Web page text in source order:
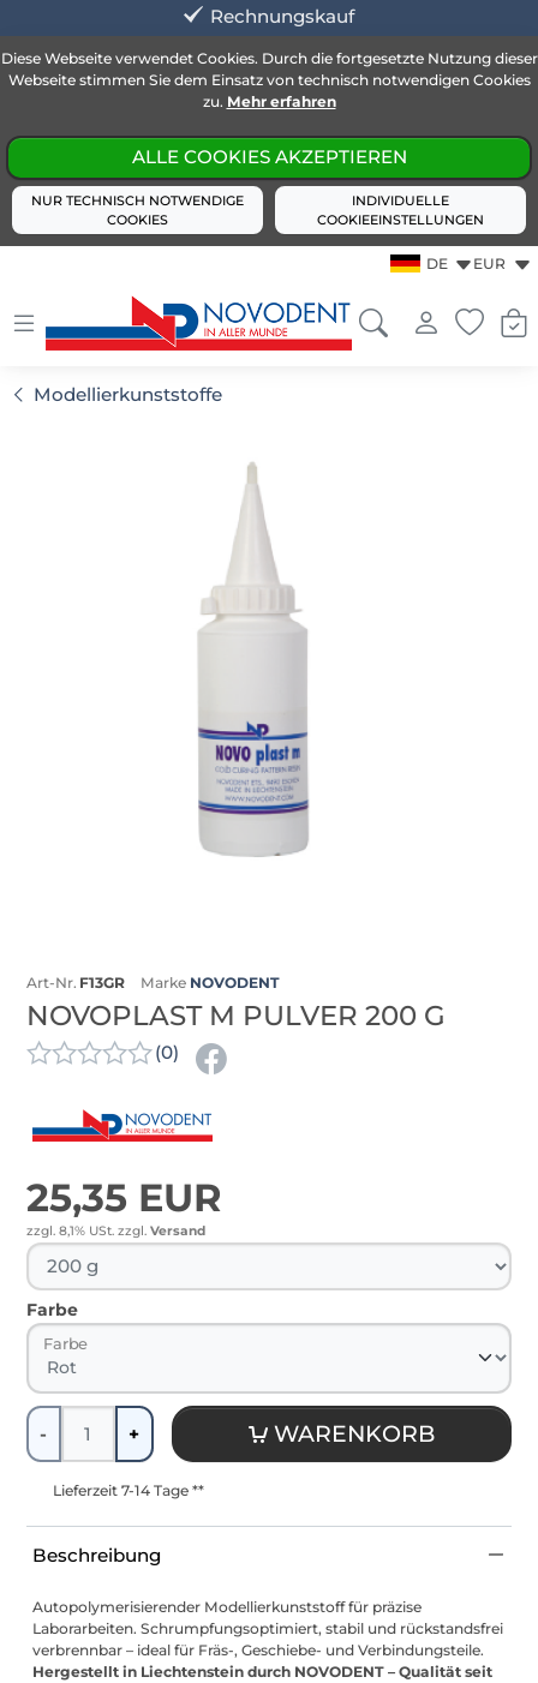
Rechnungskauf
Diese Webseite verwendet Cookies. Durch die fortgesetzte Nutzung dieser
Webseite stimmen Sie dem Einsatz von technisch notwendigen Cookies
zu. Mehr erfahren
ALLE COOKIES AKZEPTIEREN
NUR TECHNISCH NOTWENDIGE
COOKIES
INDIVIDUELLE
COOKIEEINSTELLUNGEN
DE EUR
Modellierkunststoffe
Art-Nr. F13GR Marke NOVODENT
NOVOPLAST M PULVER 200 G
(0)
25,35 EUR
zzgl. 8,1% USt. zzgl. Versand
Farbe
Farbe
Menge
- + WARENKORB
Lieferzeit 7-14 Tage **
Beschreibung
Autopolymerisierender Modellierkunststoff für präzise
Laborarbeiten. Schrumpfungsoptimiert, stabil und rückstandsfrei
verbrennbar – ideal für Fräs-, Geschiebe- und Verbindungsteile.
Hergestellt in Liechtenstein durch NOVODENT – Qualität seit